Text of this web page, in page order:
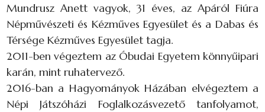
Mundrusz Anett vagyok, 31 éves, az Apáról Fiúra
Népművészeti és Kézműves Egyesület és a Dabas és
Térsége Kézműves Egyesület tagja.
2011-ben végeztem az Óbudai Egyetem könnyűipari
karán, mint ruhatervező.
2016-ban a Hagyományok Házában elvégeztem a
Népi Játszóházi Foglalkozásvezető tanfolyamot,